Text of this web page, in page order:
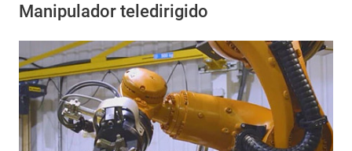
Manipulador teledirigido